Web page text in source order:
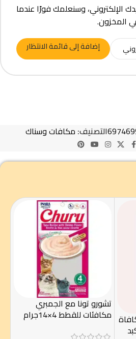
الإلكتروني، وسنعلمك فورًا عندما
المخزون.
إضافة إلى قائمة الانتظار
التصنيف: مكافات وسناك
مكافاة
تشورو تونا مع الجمبري
مكافئات للقطط 4×14جرام